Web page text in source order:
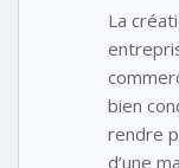
La
bien
rendre
d’une